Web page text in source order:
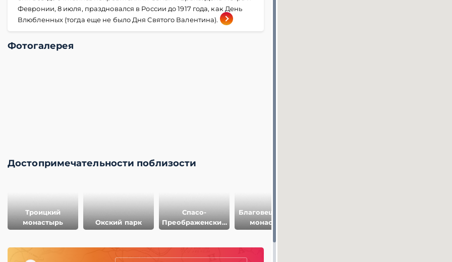
Февронии, 8 июля, праздновался в России до 1917 года, как День
Влюбленных (тогда еще не было Дня Святого Валентина).
Фотогалерея
Достопримечательности поблизости
Троицкий
монастырь
Окский парк
Спасо-
Преображенский
монастырь
Благовещенский
монастырь